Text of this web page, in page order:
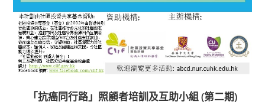
「抗癌同行路」照顧者培訓及互助小組 (第二期)